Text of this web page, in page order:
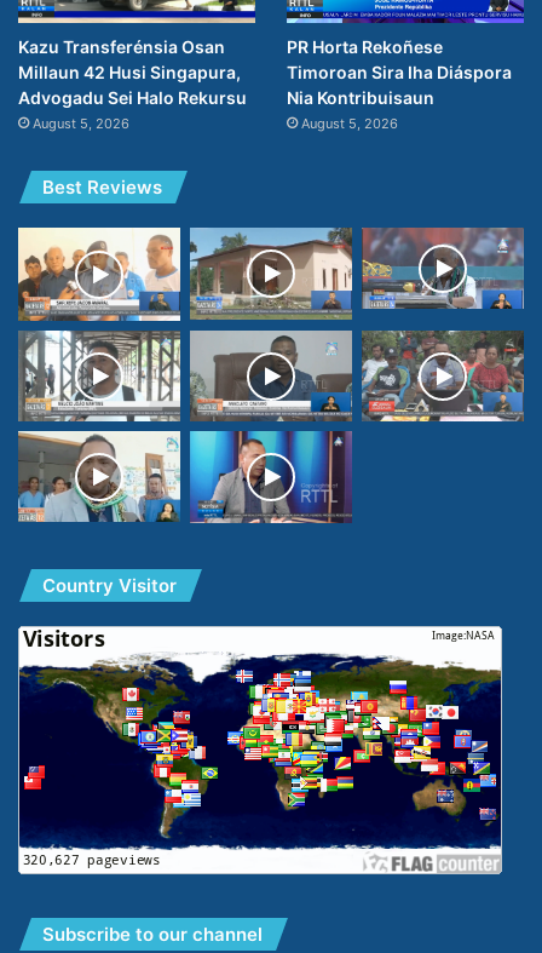
Kazu Transferénsia Osan
Millaun 42 Husi Singapura,
Advogadu Sei Halo Rekursu
August 5, 2026
PR Horta Rekoñese
Timoroan Sira Iha Diáspora
Nia Kontribuisaun
August 5, 2026
Best Reviews
Country Visitor
Subscribe to our channel